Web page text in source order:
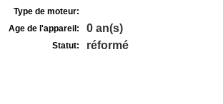
Type de moteur:
Age de l'appareil:
0 an(s)
Statut: réformé